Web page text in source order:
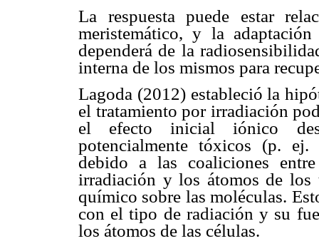
La respuesta puede estar
meristemático, y la
dependerá de la
interna de los mismos para
Lagoda (2012) estableció la
el tratamiento por irradiación
el efecto inicial iónico
potencialmente tóxicos (p.
debido a las coaliciones
irradiación y los átomos de los
químico sobre las moléculas.
con el tipo de radiación y su
los átomos de las células.